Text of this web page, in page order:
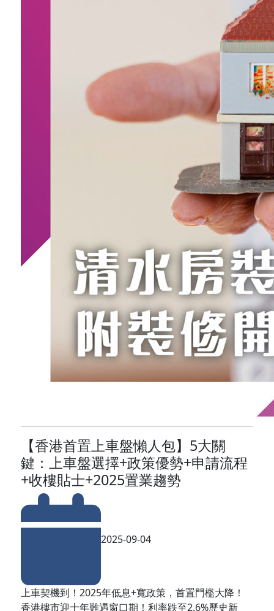
【香港首置上車盤懶人包】5大關
鍵：上車盤選擇+政策優勢+申請流程
+收樓貼士+2025置業趨勢
2025-09-04
上車契機到！2025年低息+寬政策，首置門檻大降！
香港樓市迎十年難遇窗口期！利率跌至2.6%歷史新